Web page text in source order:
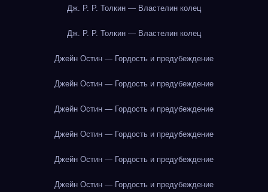
Дж. Р. Р. Толкин — Властелин колец
Дж. Р. Р. Толкин — Властелин колец
Джейн Остин — Гордость и предубеждение
Джейн Остин — Гордость и предубеждение
Джейн Остин — Гордость и предубеждение
Джейн Остин — Гордость и предубеждение
Джейн Остин — Гордость и предубеждение
Джейн Остин — Гордость и предубеждение